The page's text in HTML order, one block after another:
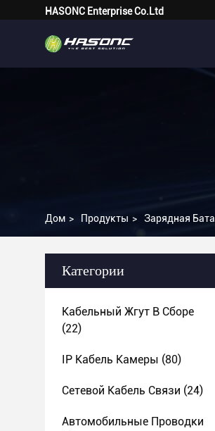
HASONC Enterprise Co.Ltd
Дом > Продукты > Зарядная
Категории
Кабельный Жгут В Сборе
(22)
IP Кабель Камеры (80)
Сетевой Кабель Связи (24)
Автомобильные Проводки